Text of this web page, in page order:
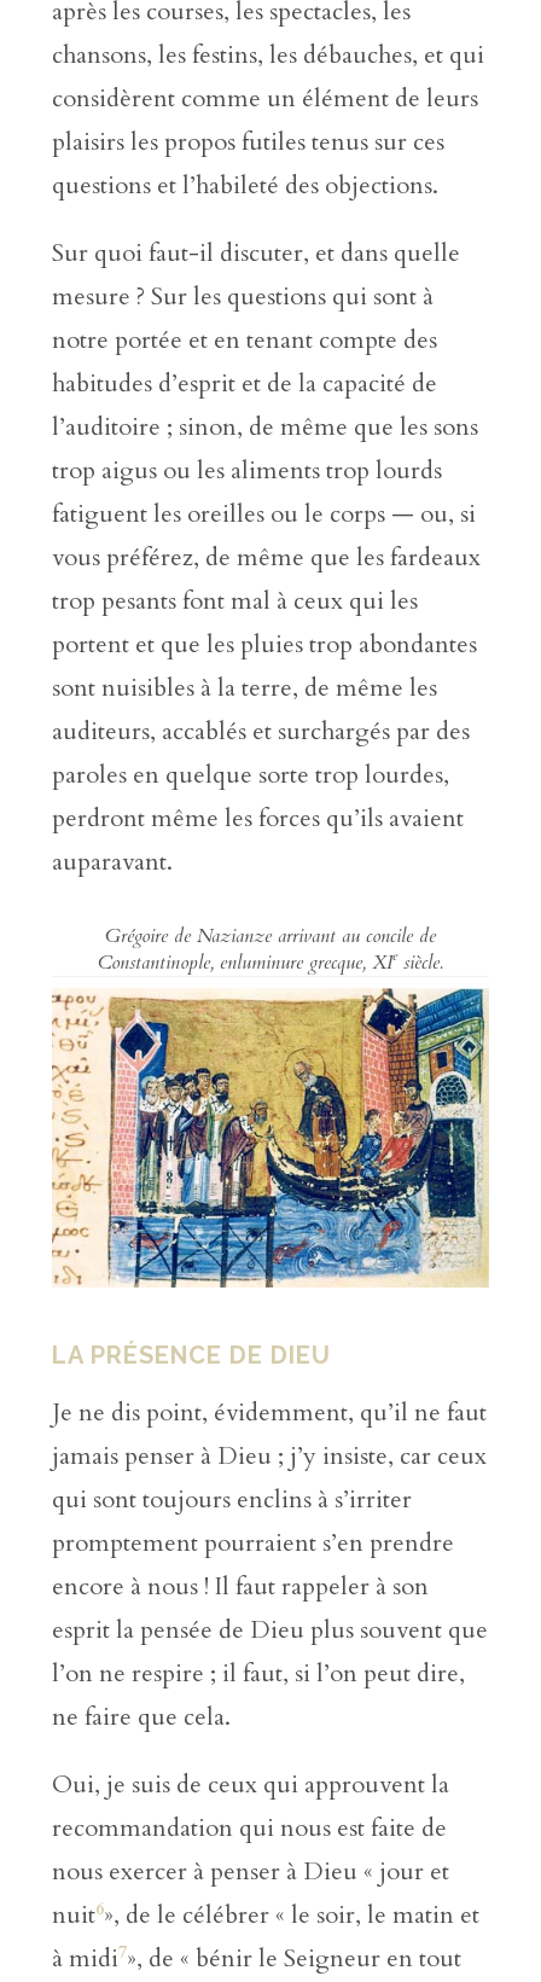
après les courses, les spectacles, les
chansons, les festins, les débauches, et qui
considèrent comme un élément de leurs
plaisirs les propos futiles tenus sur ces
questions et l’habileté des objections.
Sur quoi faut-il discuter, et dans quelle
mesure ? Sur les questions qui sont à
notre portée et en tenant compte des
habitudes d’esprit et de la capacité de
l’auditoire ; sinon, de même que les sons
trop aigus ou les aliments trop lourds
fatiguent les oreilles ou le corps — ou, si
vous préférez, de même que les fardeaux
trop pesants font mal à ceux qui les
portent et que les pluies trop abondantes
sont nuisibles à la terre, de même les
auditeurs, accablés et surchargés par des
paroles en quelque sorte trop lourdes,
perdront même les forces qu’ils avaient
auparavant.
Grégoire de Nazianze arrivant au concile de
Constantinople, enluminure grecque, XIesiècle.
LA PRÉSENCE DE DIEU
Je ne dis point, évidemment, qu’il ne faut
jamais penser à Dieu ; j’y insiste, car ceux
qui sont toujours enclins à s’irriter
promptement pourraient s’en prendre
encore à nous ! Il faut rappeler à son
esprit la pensée de Dieu plus souvent que
l’on ne respire ; il faut, si l’on peut dire,
ne faire que cela.
Oui, je suis de ceux qui approuvent la
recommandation qui nous est faite de
nous exercer à penser à Dieu « jour et
nuit6», de le célébrer « le soir, le matin et
à midi7», de « bénir le Seigneur en tout